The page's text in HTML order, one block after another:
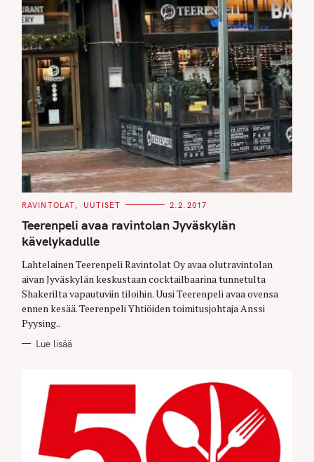
C
T
E
G
O
I
E
S
RAVINTOLAT UUTISET 2.2.2017
Teerenpeli avaa ravintolan Jyväskylän
kävelykadulle
Lahtelainen Teerenpeli Ravintolat Oy avaa olutravintolan
aivan Jyväskylän keskustaan cocktailbaarina tunnetulta
Shakerilta vapautuviin tiloihin. Uusi Teerenpeli avaa ovensa
ennen kesää. Teerenpeli Yhtiöiden toimitusjohtaja Anssi
Pyysing..
Lue lisää